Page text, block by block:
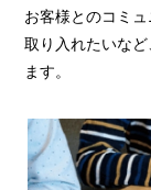
お客様とのコミ
取り入れたいな
ます。